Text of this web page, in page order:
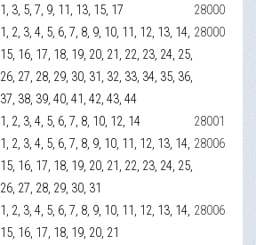
1, 3, 5, 7, 9, 11, 13, 15, 17
28000
1, 2, 3, 4, 5, 6, 7, 8, 9, 10, 11, 12, 13, 14,
15, 16, 17, 18, 19, 20, 21, 22, 23, 24, 25,
26, 27, 28, 29, 30, 31, 32, 33, 34, 35, 36,
37, 38, 39, 40, 41, 42, 43, 44
28000
1, 2, 3, 4, 5, 6, 7, 8, 10, 12, 14
28001
1, 2, 3, 4, 5, 6, 7, 8, 9, 10, 11, 12, 13, 14,
15, 16, 17, 18, 19, 20, 21, 22, 23, 24, 25,
26, 27, 28, 29, 30, 31
28006
1, 2, 3, 4, 5, 6, 7, 8, 9, 10, 11, 12, 13, 14,
15, 16, 17, 18, 19, 20, 21
28006